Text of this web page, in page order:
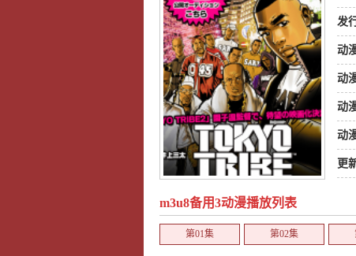
发
动
动
动
动
更
m3u8备用3动漫播放列表
第01集 第02集